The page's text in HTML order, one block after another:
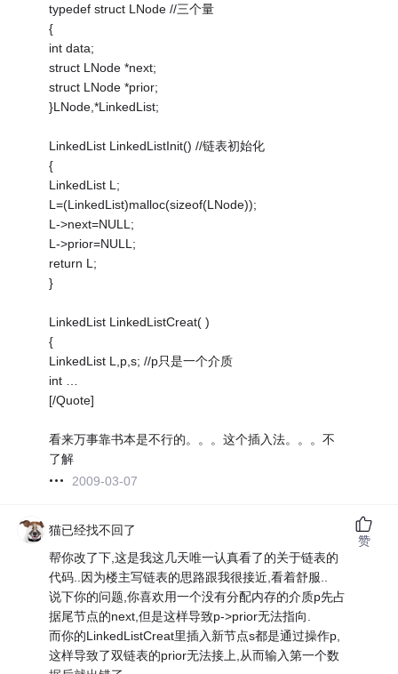
typedef struct LNode //三个量
{
int data;
struct LNode *next;
struct LNode *prior;
}LNode,*LinkedList;
LinkedList LinkedListInit() //链表初始化
{
LinkedList L;
L=(LinkedList)malloc(sizeof(LNode));
L->next=NULL;
L->prior=NULL;
return L;
}
LinkedList LinkedListCreat( )
{
LinkedList L,p,s; //p只是一个介质
int …
[/Quote]
看来万事靠书本是不行的。。。这个插入法。。。不
了解
2009-03-07
猫已经找不回了
帮你改了下,这是我这几天唯一认真看了的关于链表的
代码..因为楼主写链表的思路跟我很接近,看着舒服..
说下你的问题,你喜欢用一个没有分配内存的介质p先占
据尾节点的next,但是这样导致p->prior无法指向.
而你的LinkedListCreat里插入新节点s都是通过操作p,
这样导致了双链表的prior无法接上,从而输入第一个数
赞